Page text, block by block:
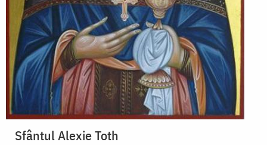
Sfântul Alexie Toth